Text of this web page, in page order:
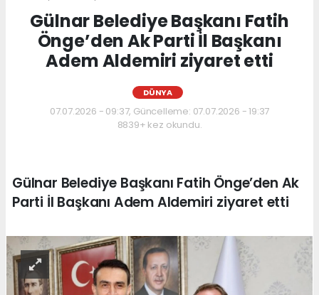
Gülnar Belediye Başkanı Fatih
Önge’den Ak Parti İl Başkanı
Adem Aldemiri ziyaret etti
DÜNYA
07.07.2026 - 09:37, Güncelleme: 07.07.2026 - 19:37
8839+ kez okundu.
Gülnar Belediye Başkanı Fatih Önge’den Ak
Parti İl Başkanı Adem Aldemiri ziyaret etti